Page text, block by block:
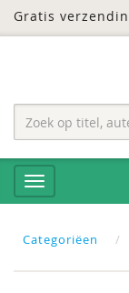
Gratis
Categoriëen